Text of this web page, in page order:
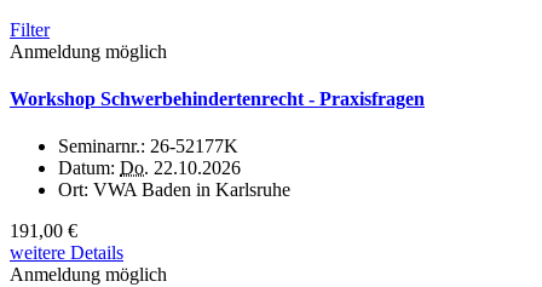
Filter
Anmeldung möglich
Workshop Schwerbehindertenrecht - Praxisfragen
Seminarnr.: 26-52177K
Datum: Do. 22.10.2026
Ort: VWA Baden in Karlsruhe
191,00 €
weitere Details
Anmeldung möglich